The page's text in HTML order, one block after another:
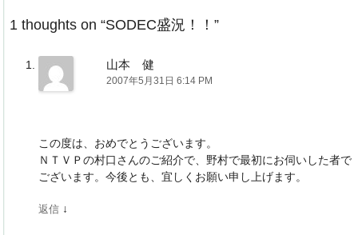
c
e
b
k
k
e
dI
e
e
a
1 thoughts on “SODEC盛況！！”
山本 健
2007年5月31日 6:14 PM
この度は、おめでとうございます。
ＮＴＶＰの村口さんのご紹介で、野村で最初にお伺いした者で
ございます。今後とも、宜しくお願い申し上げます。
返信 ↓